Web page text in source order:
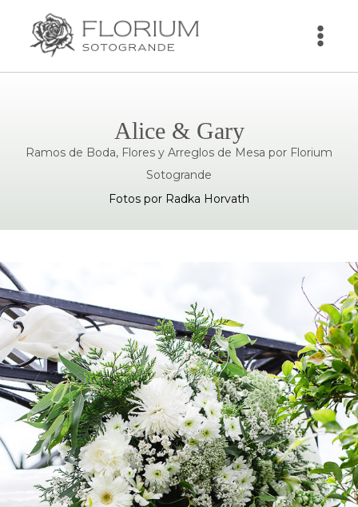
contenido
Alice & Gary
Ramos de Boda, Flores y Arreglos de Mesa por Florium
Sotogrande
Fotos por Radka Horvath